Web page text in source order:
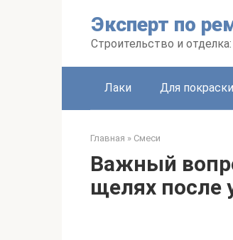
Эксперт по
Строительство и
Лаки Для покраски
Главная » Смеси
Важный
щелях после